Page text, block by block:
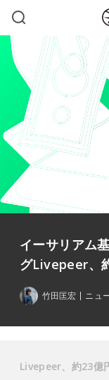
イーサリアム
グLivepeer、
竹田匡宏 ニュ
Livepeer、約23億